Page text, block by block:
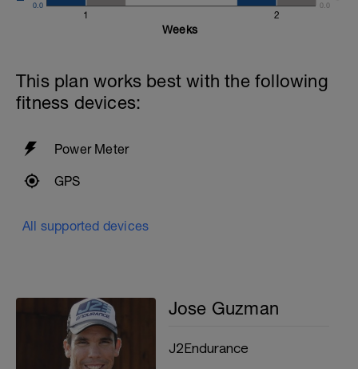
1 2
0.0 0.0
Weeks
This plan works best with the following
fitness devices:
Power Meter
GPS
All supported devices
Jose Guzman
J2Endurance